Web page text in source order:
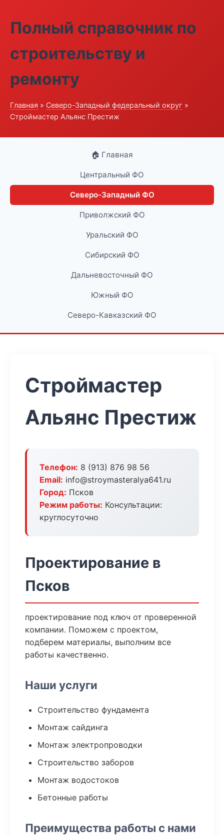
Полный справочник по
строительству и
ремонту
Главная » Северо-Западный федеральный округ »
Строймастер Альянс Престиж
🏠 Главная
Центральный ФО
Северо-Западный ФО
Приволжский ФО
Уральский ФО
Сибирский ФО
Дальневосточный ФО
Южный ФО
Северо-Кавказский ФО
Строймастер
Альянс Престиж
Телефон: 8 (913) 876 98 56
Email: info@stroymasteralya641.ru
Город: Псков
Режим работы: Консультации:
круглосуточно
Проектирование в
Псков
проектирование под ключ от проверенной
компании. Поможем с проектом,
подберем материалы, выполним все
работы качественно.
Наши услуги
Строительство фундамента
Монтаж сайдинга
Монтаж электропроводки
Строительство заборов
Монтаж водостоков
Бетонные работы
Преимущества работы с нами